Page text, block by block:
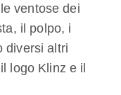
ventose dei
il polpo, i
diversi altri
logo Klinz e il